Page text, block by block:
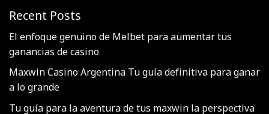
Recent Posts
El enfoque genuino de Melbet para aumentar tus
ganancias de casino
Maxwin Casino Argentina Tu guía definitiva para ganar
a lo grande
Tu guía para la aventura de tus maxwin la perspectiva